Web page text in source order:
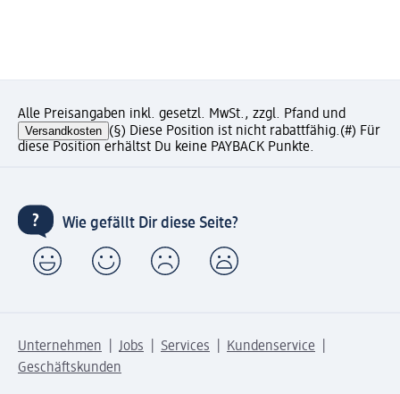
Alle Preisangaben inkl. gesetzl. MwSt., zzgl. Pfand und
Versandkosten (§) Diese Position ist nicht rabattfähig.(#) Für
diese Position erhältst Du keine PAYBACK Punkte.
Wie gefällt Dir diese Seite?
Unternehmen Jobs Services
Kundenservice
Geschäftskunden